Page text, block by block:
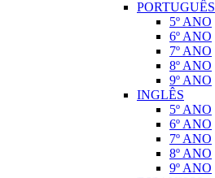
PORTUGUÊS
5º ANO
6º ANO
7º ANO
8º ANO
9º ANO
INGLÊS
5º ANO
6º ANO
7º ANO
8º ANO
9º ANO